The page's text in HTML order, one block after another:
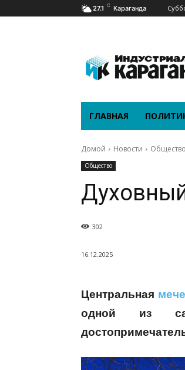
27.1 C Караганда
ГЛАВНАЯ
Домой Новости Общество
Общество
302
16.12.2025
Центральная
одной из